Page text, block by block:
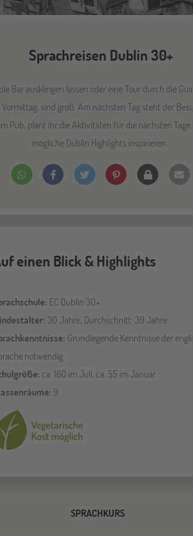
Sprachreisen Dublin 30+
Bar ausklingen lassen oder eine Tour durch die
sind groß. Am nächsten Tag steht der
Pub, plant ihr die Aktivitäten für die nächsten
mögliche Dublin Highlights inspirieren.
einen Blick & Highlights
EC Dublin 30+
30 Jahre, Durchschnitt: 39 Jahre
Grundlegende Kenntnisse der
notwendig
ca. 160 im Juli, ca. 55 im Januar
9
SPRACHKURS